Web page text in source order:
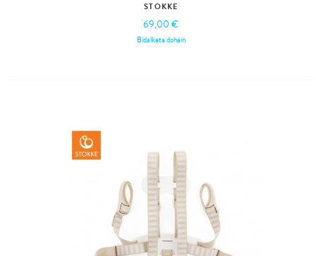
STOKKE
69,00 €
Bidalketa dohain